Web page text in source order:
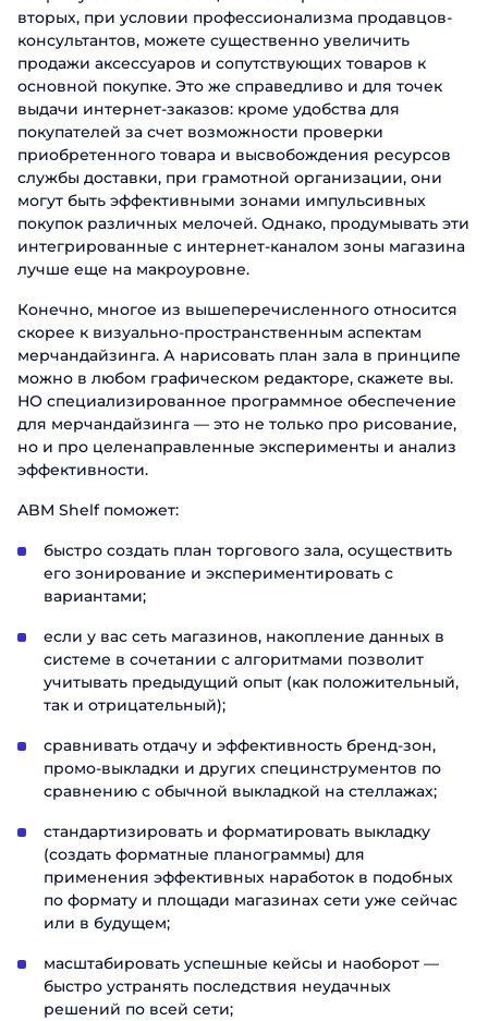
вторых, при условии профессионализма продавцов-
консультантов, можете существенно увеличить
продажи аксессуаров и сопутствующих товаров к
основной покупке. Это же справедливо и для точек
выдачи интернет-заказов: кроме удобства для
покупателей за счет возможности проверки
приобретенного товара и высвобождения ресурсов
службы доставки, при грамотной организации, они
могут быть эффективными зонами импульсивных
покупок различных мелочей. Однако, продумывать эти
интегрированные с интернет-каналом зоны магазина
лучше еще на макроуровне.
Конечно, многое из вышеперечисленного относится
скорее к визуально-пространственным аспектам
мерчандайзинга. А нарисовать план зала в принципе
можно в любом графическом редакторе, скажете вы.
НО специализированное программное обеспечение
для мерчандайзинга — это не только про рисование,
но и про целенаправленные эксперименты и анализ
эффективности.
ABM Shelf поможет:
быстро создать план торгового зала, осуществить
его зонирование и экспериментировать с
вариантами;
если у вас сеть магазинов, накопление данных в
системе в сочетании с алгоритмами позволит
учитывать предыдущий опыт (как положительный,
так и отрицательный);
сравнивать отдачу и эффективность бренд-зон,
промо-выкладки и других специнструментов по
сравнению с обычной выкладкой на стеллажах;
стандартизировать и форматировать выкладку
(создать форматные планограммы) для
применения эффективных наработок в подобных
по формату и площади магазинах сети уже сейчас
или в будущем;
масштабировать успешные кейсы и наоборот —
быстро устранять последствия неудачных
решений по всей сети;